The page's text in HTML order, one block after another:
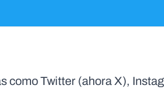
como Twitter (ahora X),